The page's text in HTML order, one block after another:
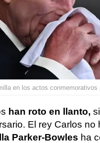
en los actos conmemorativos
han roto en llanto,
El rey Carlos
Parker-Bowles ha